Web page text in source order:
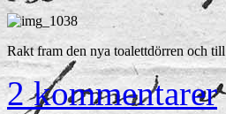
Rakt fram den nya toalettdörren och
2 kommentarer